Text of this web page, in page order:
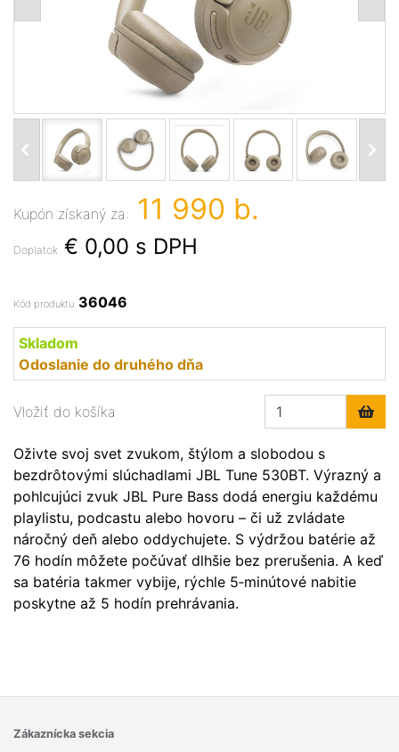
Kupón získaný za: 11 990 b.
Doplatok € 0,00 s DPH
Kód produktu 36046
Skladom
Odoslanie do druhého dňa
Vložiť do košíka
Oživte svoj svet zvukom, štýlom a slobodou s
bezdrôtovými slúchadlami JBL Tune 530BT. Výrazný a
pohlcujúci zvuk JBL Pure Bass dodá energiu každému
playlistu, podcastu alebo hovoru – či už zvládate
náročný deň alebo oddychujete. S výdržou batérie až
76 hodín môžete počúvať dlhšie bez prerušenia. A keď
sa batéria takmer vybije, rýchle 5‑minútové nabitie
poskytne až 5 hodín prehrávania.
Zákaznícka sekcia